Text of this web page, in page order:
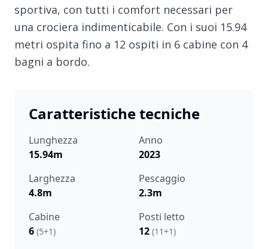
sportiva, con tutti i comfort necessari per
una crociera indimenticabile. Con i suoi 15.94
metri ospita fino a 12 ospiti in 6 cabine con 4
bagni a bordo.
Caratteristiche tecniche
Lunghezza
15.94m
Anno
2023
Larghezza
4.8m
Pescaggio
2.3m
Cabine
6 (5+1)
Posti letto
12 (11+1)